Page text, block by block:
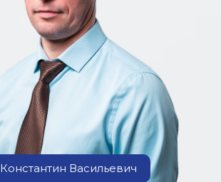
Константин Васильевич